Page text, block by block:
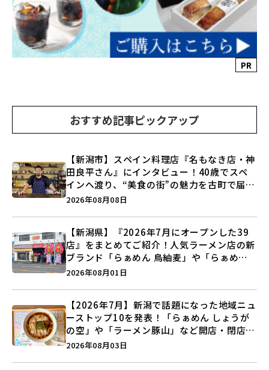
PR
おすすめ記事ピックアップ
【新潟市】スペイン料理店『名もなき店・神
田良平さん』にインタビュー！40歳でスペ
インへ渡り、“美食の街”の魅力を古町で届け
る♪
2026年08月08日
【新潟県】『2026年7月にオープンした39
店』をまとめてご紹介！人気ラーメン店の新
ブランド「らぁめん 鳥紬麦」や「らぁめん
しょうがの空」など盛りだくさん♪
2026年08月01日
【2026年7月】新潟で話題になった地域ニュ
ーストップ10を発表！「らぁめん しょうが
の空」や「ラーメン豚山」など開店・閉店の
注目記事をランキングでご紹介♪
2026年08月03日